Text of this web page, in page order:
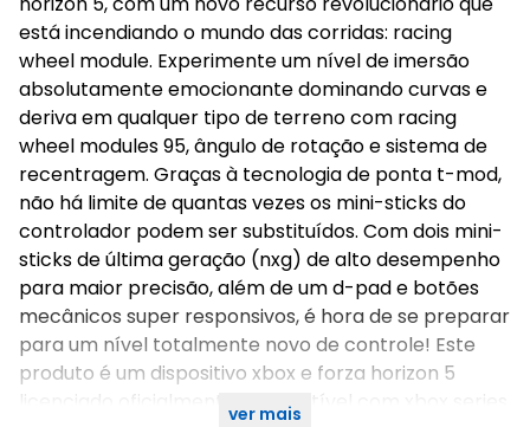
está incendiando o mundo das corridas: racing
wheel module. Experimente um nível de imersão
absolutamente emocionante dominando curvas e
deriva em qualquer tipo de terreno com racing
wheel modules 95, ângulo de rotação e sistema de
recentragem. Graças à tecnologia de ponta t-mod,
não há limite de quantas vezes os mini-sticks do
controlador podem ser substituídos. Com dois mini-
sticks de última geração (nxg) de alto desempenho
para maior precisão, além de um d-pad e botões
mecânicos super responsivos, é hora de se preparar
para um nível totalmente novo de controle! Este
produto é um dispositivo xbox e forza horizon 5
licenciado oficialmente, compatível com xbox series
ver mais